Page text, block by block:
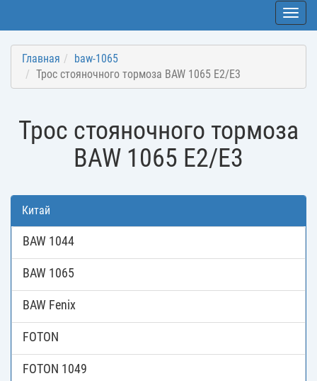
Главная
baw-1065
Трос стояночного тормоза BAW 1065 E2/E3
Трос стояночного тормоза
BAW 1065 E2/E3
Китай
BAW 1044
BAW 1065
BAW Fenix
FOTON
FOTON 1049